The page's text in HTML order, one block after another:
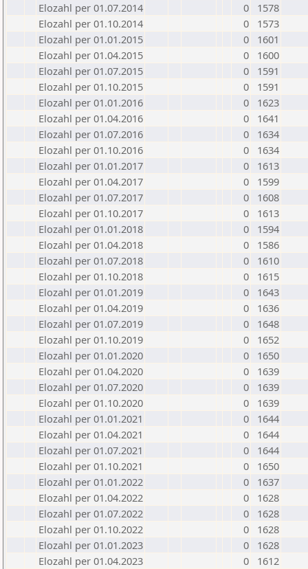
Elozahl per 01.07.2014
0
1578
Elozahl per 01.10.2014
0
1573
Elozahl per 01.01.2015
0
1601
Elozahl per 01.04.2015
0
1600
Elozahl per 01.07.2015
0
1591
Elozahl per 01.10.2015
0
1591
Elozahl per 01.01.2016
0
1623
Elozahl per 01.04.2016
0
1641
Elozahl per 01.07.2016
0
1634
Elozahl per 01.10.2016
0
1634
Elozahl per 01.01.2017
0
1613
Elozahl per 01.04.2017
0
1599
Elozahl per 01.07.2017
0
1608
Elozahl per 01.10.2017
0
1613
Elozahl per 01.01.2018
0
1594
Elozahl per 01.04.2018
0
1586
Elozahl per 01.07.2018
0
1610
Elozahl per 01.10.2018
0
1615
Elozahl per 01.01.2019
0
1643
Elozahl per 01.04.2019
0
1636
Elozahl per 01.07.2019
0
1648
Elozahl per 01.10.2019
0
1652
Elozahl per 01.01.2020
0
1650
Elozahl per 01.04.2020
0
1639
Elozahl per 01.07.2020
0
1639
Elozahl per 01.10.2020
0
1639
Elozahl per 01.01.2021
0
1644
Elozahl per 01.04.2021
0
1644
Elozahl per 01.07.2021
0
1644
Elozahl per 01.10.2021
0
1650
Elozahl per 01.01.2022
0
1637
Elozahl per 01.04.2022
0
1628
Elozahl per 01.07.2022
0
1628
Elozahl per 01.10.2022
0
1628
Elozahl per 01.01.2023
0
1628
Elozahl per 01.04.2023
0
1612